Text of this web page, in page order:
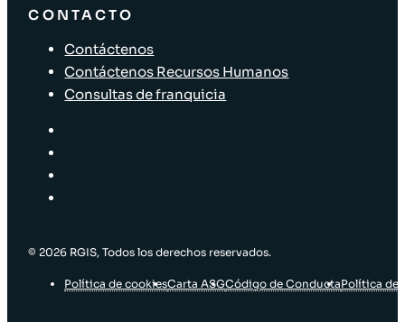
CONTACTO
Contáctenos
Contáctenos Recursos Humanos
Consultas de franquicia
© 2026 RGIS, Todos los derechos reservados.
Política de cookiesCarta ASGCódigo de ConductaPolítica de